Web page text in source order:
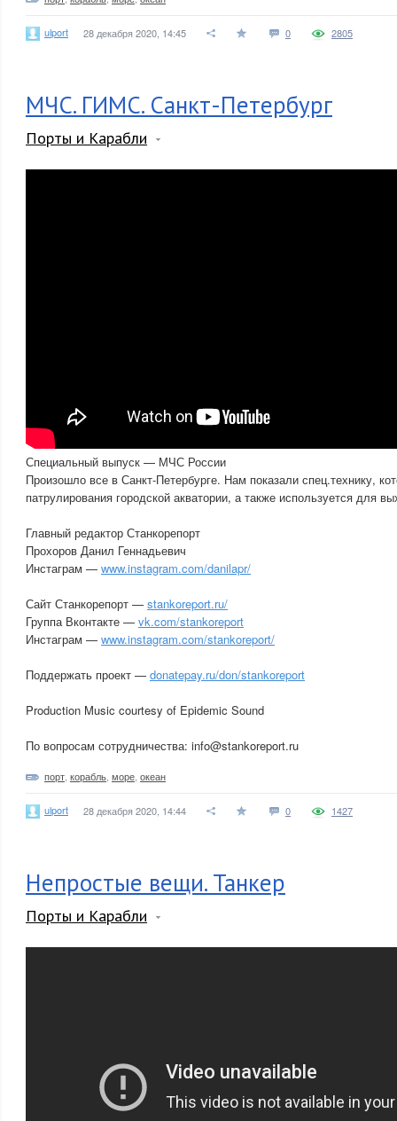
ulport 28 декабря 2020, 14:45 0 2805
МЧС. ГИМС. Санкт-Петербург
Порты и Карабли
Специальный выпуск — МЧС России
Произошло все в Санкт-Петербурге. Нам показали спец.технику,
патрулирования городской акватории, а также используется для
Главный редактор Станкорепорт
Прохоров Данил Геннадьевич
Инстаграм — www.instagram.com/danilapr/
Сайт Станкорепорт — stankoreport.ru/
Группа Вконтакте — vk.com/stankoreport
Инстаграм — www.instagram.com/stankoreport/
Поддержать проект — donatepay.ru/don/stankoreport
Production Music courtesy of Epidemic Sound
По вопросам сотрудничества: info@stankoreport.ru
порт корабль море океан
ulport 28 декабря 2020, 14:44 0 1427
Непростые вещи. Танкер
Порты и Карабли